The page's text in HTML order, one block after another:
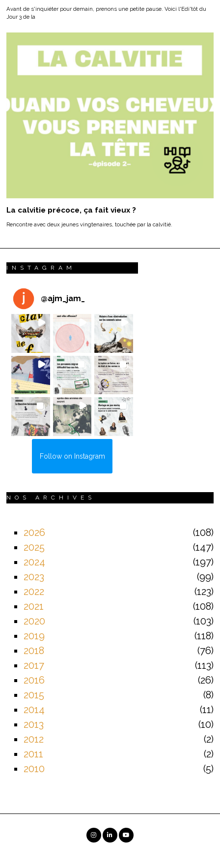
Avant de s'inquiéter pour demain, prenons une petite pause. Voici l'Edi'tôt du
Jour 3 de la
La calvitie précoce, ça fait vieux ?
Rencontre avec deux jeunes vingtenaires, touchée par la calvitié.
INSTAGRAM
@ajm_jam_
Follow on Instagram
NOS ARCHIVES
2026
108
2025
147
2024
197
2023
99
2022
123
2021
108
2020
103
2019
118
2018
76
2017
113
2016
26
2015
8
2014
11
2013
10
2012
2
2011
2
2010
5